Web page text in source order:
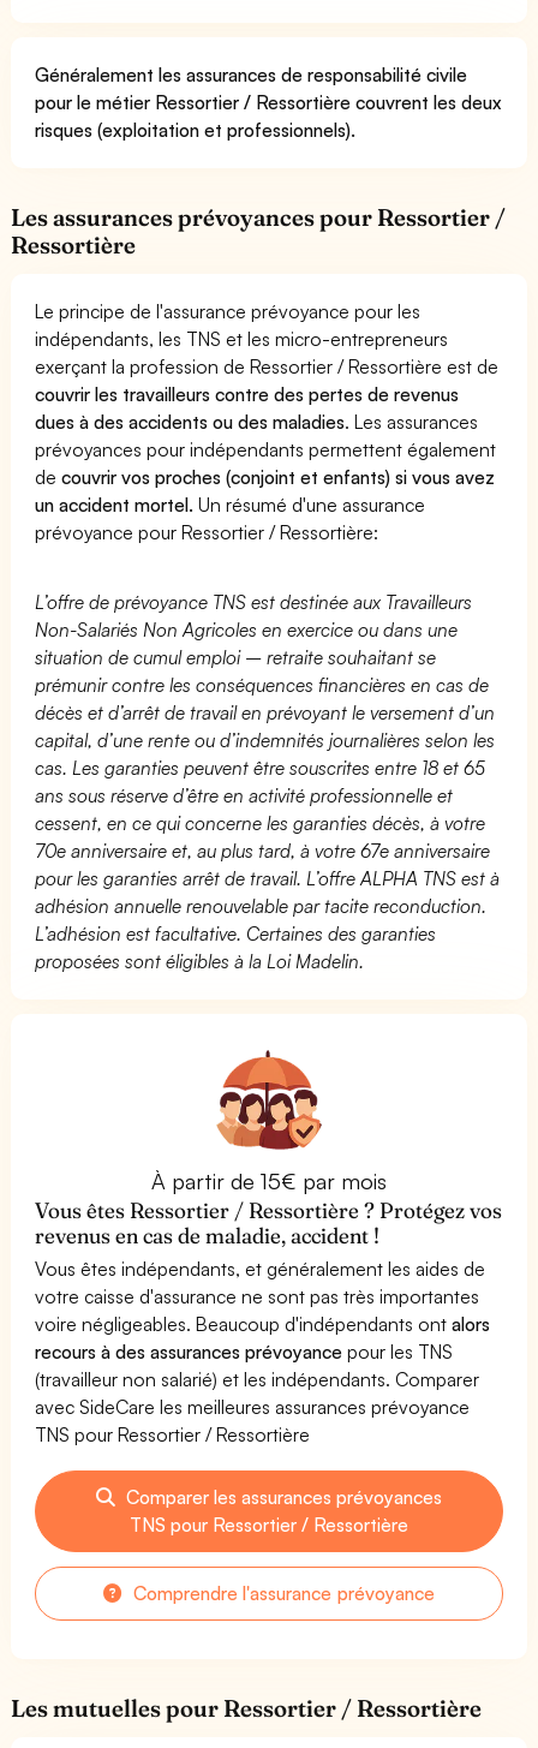
Généralement les assurances de responsabilité civile
pour le métier Ressortier / Ressortière couvrent les deux
risques (exploitation et professionnels).
Les assurances prévoyances pour Ressortier /
Ressortière
Le principe de l'assurance prévoyance pour les
indépendants, les TNS et les micro-entrepreneurs
exerçant la profession de Ressortier / Ressortière est de
couvrir les travailleurs contre des pertes de revenus
dues à des accidents ou des maladies. Les assurances
prévoyances pour indépendants permettent également
decouvrir vos proches (conjoint et enfants) si vous avez
un accident mortel. Un résumé d'une assurance
prévoyance pour Ressortier / Ressortière:
L’offre de prévoyance TNS est destinée aux Travailleurs
Non-Salariés Non Agricoles en exercice ou dans une
situation de cumul emploi – retraite souhaitant se
prémunir contre les conséquences financières en cas de
décès et d’arrêt de travail en prévoyant le versement d’un
capital, d’une rente ou d’indemnités journalières selon les
cas. Les garanties peuvent être souscrites entre 18 et 65
ans sous réserve d’être en activité professionnelle et
cessent, en ce qui concerne les garanties décès, à votre
70e anniversaire et, au plus tard, à votre 67e anniversaire
pour les garanties arrêt de travail. L’offre ALPHA TNS est à
adhésion annuelle renouvelable par tacite reconduction.
L’adhésion est facultative. Certaines des garanties
proposées sont éligibles à la Loi Madelin.
À partir de 15€ par mois
Vous êtes Ressortier / Ressortière ? Protégez vos
revenus en cas de maladie, accident !
Vous êtes indépendants, et généralement les aides de
votre caisse d'assurance ne sont pas très importantes
voire négligeables. Beaucoup d'indépendants ontalors
recours à des assurances prévoyance pour les TNS
(travailleur non salarié) et les indépendants. Comparer
avec SideCare les meilleures assurances prévoyance
TNS pour Ressortier / Ressortière
Comparer les assurances prévoyances
TNS pour Ressortier / Ressortière
Comprendre l'assurance prévoyance
Les mutuelles pour Ressortier / Ressortière